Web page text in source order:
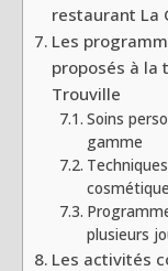
restaurant La
Les
proposés à la
Trouville
Soins
gamme
plusieurs
Les activités